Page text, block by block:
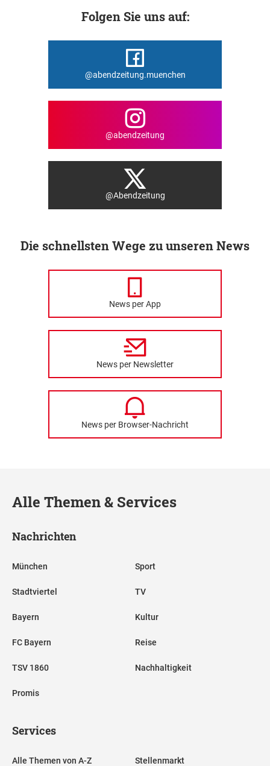
Folgen Sie uns auf:
@abendzeitung.muenchen
@abendzeitung
@Abendzeitung
Die schnellsten Wege zu unseren News
News per App
News per Newsletter
News per Browser-Nachricht
Alle Themen & Services
Nachrichten
München
Stadtviertel
Bayern
FC Bayern
TSV 1860
Promis
Sport
TV
Kultur
Reise
Nachhaltigkeit
Services
Alle Themen von A-Z Stellenmarkt